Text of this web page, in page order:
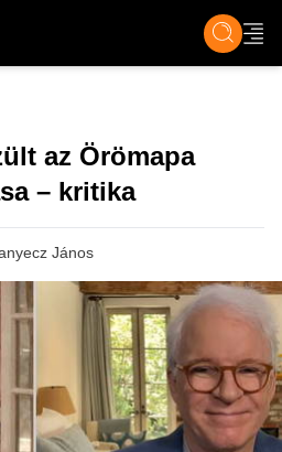
ÉLET TECH &
az Örömapa
– kritika
János